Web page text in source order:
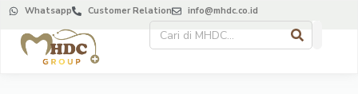
Whatsapp Customer Relation info@mhdc.co.id